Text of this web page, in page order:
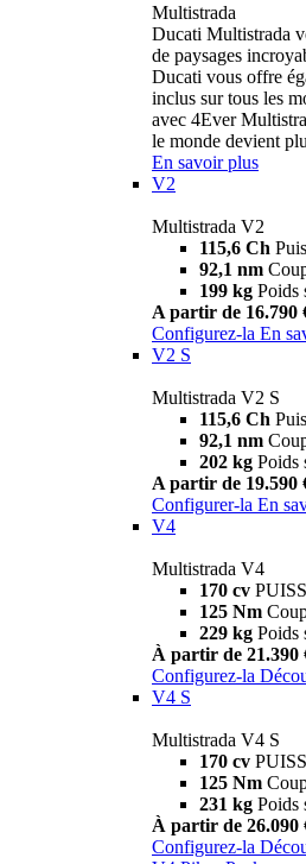
Multistrada
Ducati Multistrada
de paysages
Ducati vous offre
inclus sur tous les
avec 4Ever
le monde devient
En savoir plus
V2
Multistrada V2
115,6 Ch
92,1 nm
199 kg Poids
A partir de 16.790
Configurez-la En
V2 S
Multistrada V2 S
115,6 Ch
92,1 nm
202 kg Poids
A partir de 19.590
Configurer-la En
V4
Multistrada V4
170 cv
125 Nm
229 kg Poids
À partir de 21.390
Configurez-la
V4 S
Multistrada V4 S
170 cv
125 Nm
231 kg Poids
À partir de 26.090
Configurez-la